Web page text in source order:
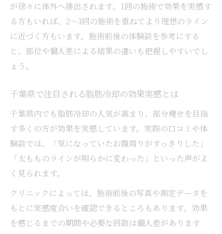
脂肪冷却の安全性と失敗しにくい選び方
千葉県で安心して脂肪冷却を受けるために
脂肪冷却の副作用やリスク回避のポイント
施術前に知っておきたい脂肪冷却の注意点
び方
千葉県で費用相場と効果を納得して選ぶ秘訣
脂肪冷却の費用相場と選び方のチェックポ
イント
千葉県で脂肪冷却費用を比較する際の注意
点
費用だけで選ばない脂肪冷却クリニックの
基準
脂肪冷却のコストと効果をバランスよく考
が徐々に体外へ排出されます。1回の施術で効果を実感す
る方もいれば、2～3回の施術を重ねてより理想のライン
に近づく方もいます。施術前後の体験談を参考にする
と、部位や個人差による結果の違いも把握しやすいでし
ょう。
千葉県で注目される脂肪冷却の効果実感とは
千葉県内でも脂肪冷却の人気が高まり、部分痩せを目指
す多くの方が効果を実感しています。実際の口コミや体
験談では、「気になっていたお腹周りがすっきりした」
「太もものラインが明らかに変わった」といった声がよ
く見られます。
クリニックによっては、施術前後の写真や測定データを
もとに実感度合いを確認できるところもあります。効果
を感じるまでの期間や必要な回数は個人差があります